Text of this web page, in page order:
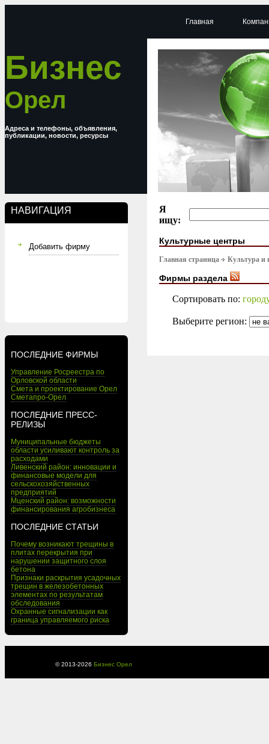
Бизнес
Орел
Адреса и телефоны, объявления,
публикации, новости, ресурсы
НАВИГАЦИЯ
Добавить фирму
ПОСЛЕДНИЕ ФИРМЫ
Управление Росреестра по
Орловской области
Смета и проектирование Орел
Сметапро-Орел
ПОСЛЕДНИЕ ПРЕСС-
РЕЛИЗЫ
Муниципальные бюджеты
области усиливают контроль за
расходами
Ливенский район: инновации и
финансовые модели для
сельскохозяйственных
предприятий
Мценский район: возможности
финансирования агробизнеса
ПОСЛЕДНИЕ СТАТЬИ
Почему возникают трещины в
плитах перекрытия при
нарушении защитного слоя
бетона
Признаки раскрытия усадочных
трещин в железобетонных
элементах по результатам
обследования
Охранные сигнализации как
граница управляемого риска
Главная
Я
ищу:
Культурные центры
Главная страница Культура и
Фирмы раздела
Сортировать по:
Выберите регион:
© 2013-2026 Бизнес Орел